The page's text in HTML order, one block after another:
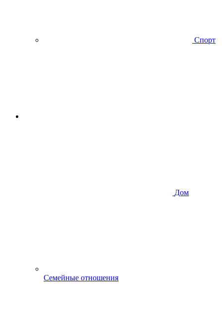
Спорт
Дом
Семейные отношения